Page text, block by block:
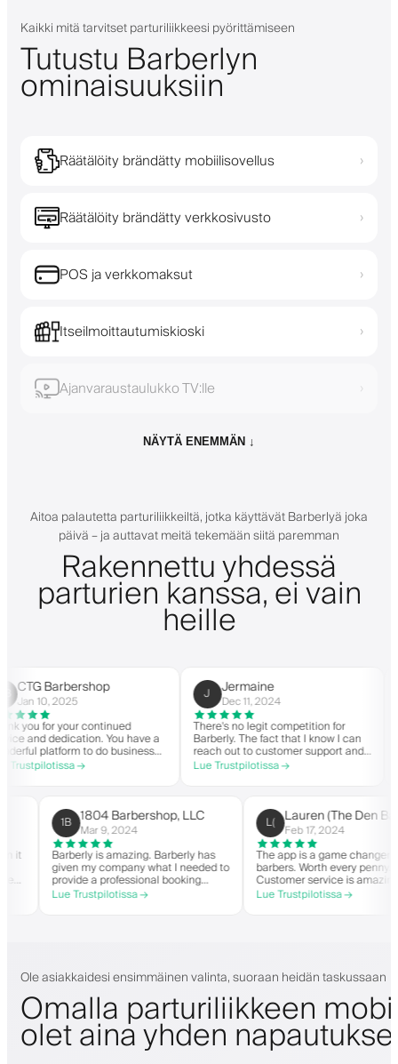
Kaikki mitä tarvitset parturiliikkeesi pyörittämiseen
Tutustu Barberlyn
ominaisuuksiin
Räätälöity brändätty mobiilisovellus ›
Räätälöity brändätty verkkosivusto ›
POS ja verkkomaksut ›
Itseilmoittautumiskioski ›
Ajanvaraustaulukko TV:lle ›
NÄYTÄ ENEMMÄN ↓
Aitoa palautetta parturiliikkeiltä, jotka käyttävät Barberlyä joka
päivä – ja auttavat meitä tekemään siitä paremman
Rakennettu yhdessä
parturien kanssa, ei vain
heille
2025
your continued
You have a
to do business
Thank you from
→
Jermaine
Dec 11, 2024
There's no legit competition for
Barberly. The fact that I know I can
reach out to customer support and
actually get help is a major reason I
stay. Barberly provides a ton of
Lue Trustpilotissa →
nothing
you
on the
when it
been able
1B 1804 Barbershop, LLC
Mar 9, 2024
Barberly is amazing. Barberly has
given my company what I needed to
provide a professional booking
experience for my clients. Their
team has been exceptional,
Lue Trustpilotissa →
L( Lauren
Feb 17, 2024
The app is a game
barbers. Worth
Customer service
helps with
they need.
Lue Trustpilotissa →
Ole asiakkaidesi ensimmäinen valinta, suoraan heidän taskussaan
Omalla parturiliikkeen
olet aina yhden